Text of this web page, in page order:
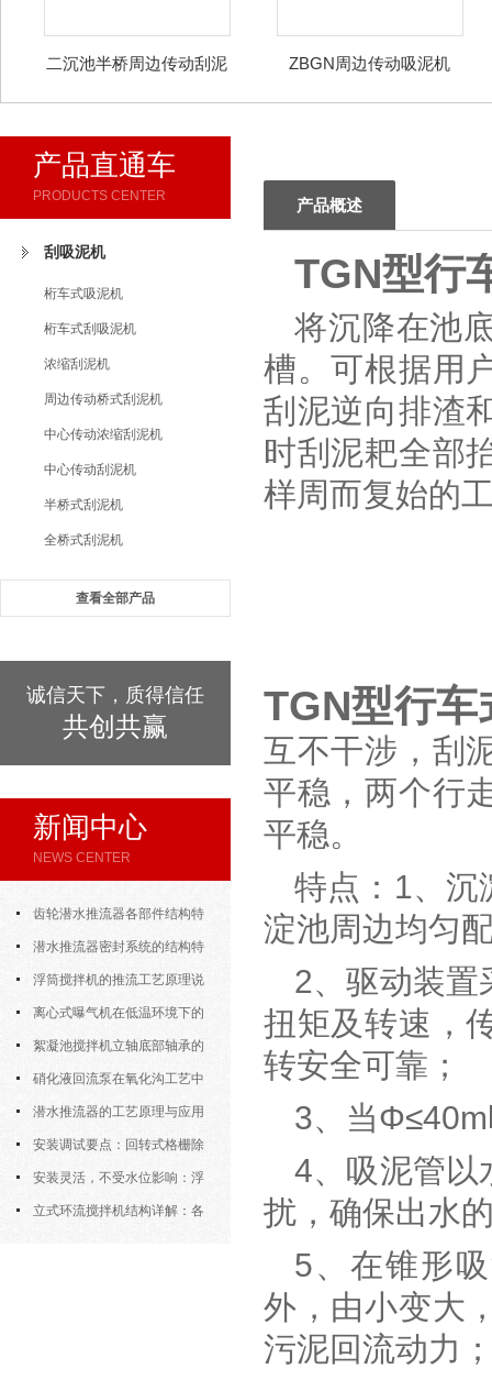
二沉池半桥周边传动刮泥
ZBGN周边传动吸泥机
产品直通车
PRODUCTS CENTER
刮吸泥机
桁车式吸泥机
桁车式刮吸泥机
浓缩刮泥机
周边传动桥式刮泥机
中心传动浓缩刮泥机
中心传动刮泥机
半桥式刮泥机
全桥式刮泥机
查看全部产品
诚信天下，质得信任
共创共赢
新闻中心
NEWS CENTER
齿轮潜水推流器各部件结构特
色说明
潜水推流器密封系统的结构特
点与渗漏故障处理
浮筒搅拌机的推流工艺原理说
明 离心式曝气机在低温环境下的
运行特性与防冻措施
絮凝池搅拌机立轴底部轴承的
密封防水与免维护设计
硝化液回流泵在氧化沟工艺中
的布置位置对回流效果的影响
潜水推流器的工艺原理与应用
逻辑安装调试要点：回转式格栅除
污机的土建配合要求与水平度校准
安装灵活，不受水位影响：浮
筒式曝气机的结构优势与适用场景
立式环流搅拌机结构详解：各
产品概述
TGN型行
将沉降在池
槽。可根据用
刮泥逆向排渣
时刮泥耙全部
样周而复始的
TGN型行
互不干涉，刮
平稳，两个行
平稳。
特点：1、沉
淀池周边均匀
2、驱动装置
扭矩及转速，
转安全可靠；
3、当
4、吸泥管以
扰，确保出水
5、在锥形
外，由小变大
污泥回流动力